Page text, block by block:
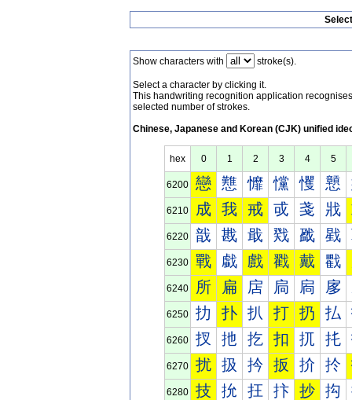
Show characters with stroke(s).
Select a character by clicking it.
This handwriting recognition application
selected number of strokes.
Chinese, Japanese and Korean (CJK) unified
hex 0 1 2 3 4 5
6200 戀 戁 戂 戃 戄 戅
6210 成 我 戒 戓 戔 戕
6220 戠 戡 戢 戣 戤 戥
6230 戰 戱 戲 戳 戴 戵
6240 所 扁 扂 扃 扄 扅
6250 扐 扑 扒 打 扔 払
6260 扠 扡 扢 扣 扤 扥
6270 扰 扱 扲 扳 扴 扵
6280 技 抁 抂 抃 抄 抅